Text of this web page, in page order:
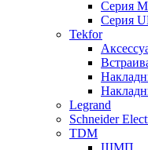
Серия
Серия
Tekfor
Legrand
Schneider
TDM
ЩМП